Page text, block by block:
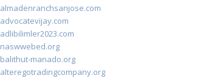
almadenranchsanjose.com
advocatevijay.com
adlibilimler2023.com
naswwebed.org
balithut-manado.org
alteregotradingcompany.org